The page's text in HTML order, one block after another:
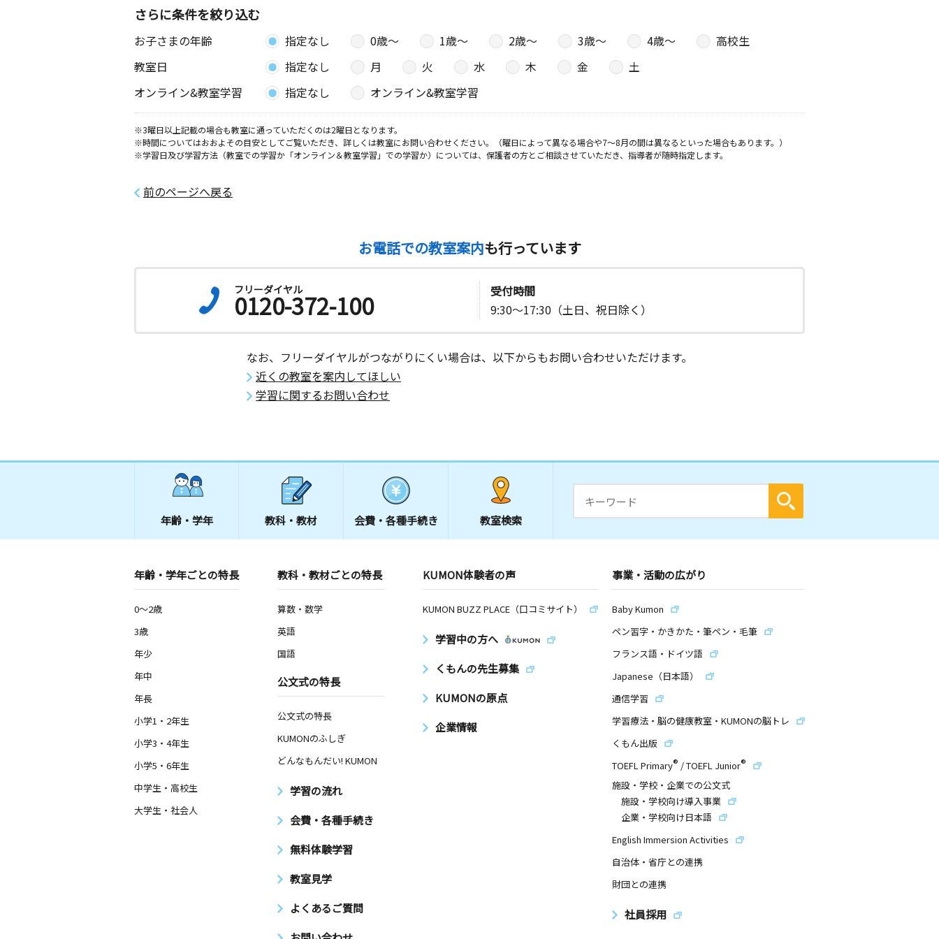
さらに条件を絞り込む
お子さまの年齢 指定なし 0歳〜 1歳〜 2歳〜 3歳〜 4歳〜
高校生
教室日
指定なし 月 火 水 木 金
土
オンライン&教室学習
指定なし オンライン&教室学習
※3曜日以上記載の場合も教室に通っていただくのは2曜日となります。
※時間についてはおおよその目安としてご覧いただき、詳しくは教室にお問い合わせください。（曜日によって異なる場合や7～8月の間は異なるといった場合もあります。）
※学習日及び学習方法（教室での学習か「オンライン＆教室学習」での学習か）については、保護者の方とご相談させていただき、指導者が随時指定します。
前のページへ戻る
お電話での教室案内も行っています
フリーダイヤル
0120-372-100
受付時間
9:30～17:30（土日、祝日除く）
なお、フリーダイヤルがつながりにくい場合は、以下からもお問い合わせいただけます。
近くの教室を案内してほしい
学習に関するお問い合わせ
年齢・学年 教科・教材 会費・ 各種手続き 教室検索
年齢・学年ごとの特長
0～2歳
3歳
年少
年中
年長
小学1・2年生
小学3・4年生
小学5・6年生
中学生・高校生
大学生・社会人
教科・教材ごとの特長
算数・数学
英語
国語
公文式の特長
公文式の特長
KUMONのふしぎ
どんなもんだい! KUMON
学習の流れ
会費・各種手続き
無料体験学習
教室見学
よくあるご質問
KUMON体験者の声
KUMON BUZZ PLACE（口コミサイト）
学習中の方へ
くもんの先生募集
KUMONの原点
企業情報
事業・活動の広がり
Baby Kumon
ペン習字・かきかた・筆ペン・毛筆
フランス語・ドイツ語
Japanese（日本語）
通信学習
学習療法・脳の健康教室・KUMONの脳トレ
くもん出版
TOEFL Primary® /TOEFL Junior®
施設・学校・企業での公文式
施設・学校向け導入事業
企業・学校向け日本語
English Immersion Activities
自治体・省庁との連携
財団との連携
社員採用